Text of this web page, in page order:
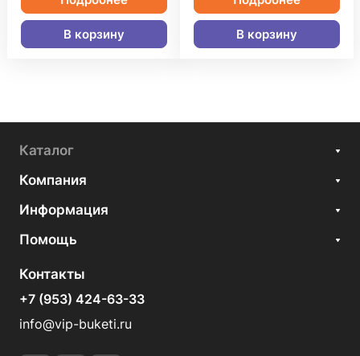
В корзину В корзину
Каталог
Компания
Информация
Помощь
Контакты
+7 (953) 424-63-33
info@vip-buketi.ru